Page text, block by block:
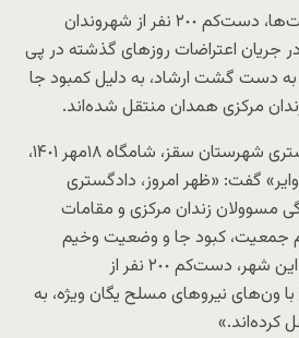
همچنین در ادامه بازداشت‌ها، دست‌کم ٢٠٠ نفر از شهروندان
جریان اعتراضات روزهای گذشته در پی
به دست گشت ارشاد، به دلیل کمبود جا
مرکزی همدان منتقل شده‌اند.
یک منبع نزدیک به دادگستری شهرستان سقز، شامگاه ۱۸مهر ١۴٠١،
گفت: «ظهر امروز، دادگستری
مسوولان زندان مرکزی و مقامات
جمعیت، کبود جا و وضعیت وخیم
معترضان زخمی در زندان این شهر، دست‌کم ٢٠٠ نفر از
با ون‌های نیروهای مسلح یگان ویژه، به
کرده‌اند.»